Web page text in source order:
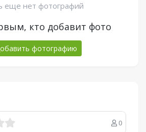
еще нет фотографий
кто добавит фото
фотографию
0